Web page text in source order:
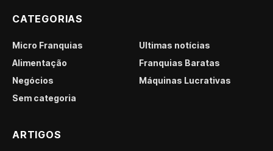
CATEGORIAS
Micro Franquias
Últimas notícias
Alimentação
Franquias Baratas
Negócios
Máquinas Lucrativas
Sem categoria
ARTIGOS